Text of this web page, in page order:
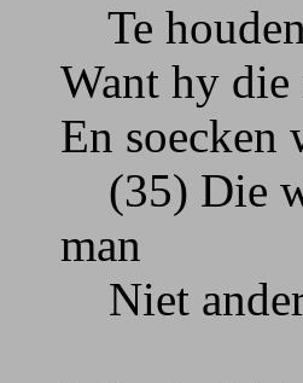
Te
Want hy die
En soecken
(35) Die
man
Niet